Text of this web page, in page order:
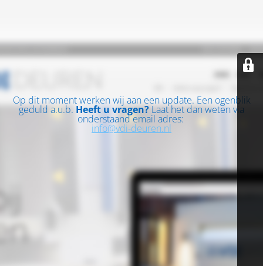
Op dit moment werken wij aan een update. Een ogenblik
geduld a.u.b. Heeft u vragen? Laat het dan weten via
onderstaand email adres:
info@vdi-deuren.nl